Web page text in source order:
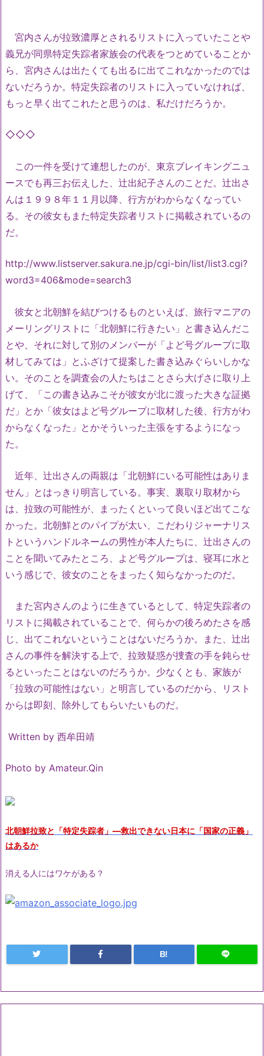
宮内さんが拉致濃厚とされるリストに入っていたことや
義兄が同県特定失踪者家族会の代表をつとめていることか
ら、宮内さんは出たくても出るに出てこれなかったのでは
ないだろうか。特定失踪者のリストに入っていなければ、
もっと早く出てこれたと思うのは、私だけだろうか。
◇◇◇
この一件を受けて連想したのが、東京ブレイキングニュ
ースでも再三お伝えした、辻出紀子さんのことだ。辻出さ
んは１９９８年１１月以降、行方がわからなくなってい
る。その彼女もまた特定失踪者リストに掲載されているの
だ。
http://www.listserver.sakura.ne.jp/cgi-bin/list/list3.cgi?
word3=406&mode=search3
彼女と北朝鮮を結びつけるものといえば、旅行マニアの
メーリングリストに「北朝鮮に行きたい」と書き込んだこ
とや、それに対して別のメンバーが「よど号グループに取
材してみては」とふざけて提案した書き込みぐらいしかな
い。そのことを調査会の人たちはことさら大げさに取り上
げて、「この書き込みこそが彼女が北に渡った大きな証拠
だ」とか「彼女はよど号グループに取材した後、行方がわ
からなくなった」とかそういった主張をするようになっ
た。
近年、辻出さんの両親は「北朝鮮にいる可能性はありま
せん」とはっきり明言している。事実、裏取り取材から
は、拉致の可能性が、まったくといって良いほど出てこな
かった。北朝鮮とのパイプが太い、こだわりジャーナリス
トというハンドルネームの男性が本人たちに、辻出さんの
ことを聞いてみたところ、よど号グループは、寝耳に水と
いう感じで、彼女のことをまったく知らなかったのだ。
また宮内さんのように生きているとして、特定失踪者の
リストに掲載されていることで、何らかの後ろめたさを感
じ、出てこれないということはないだろうか。また、辻出
さんの事件を解決する上で、拉致疑惑が捜査の手を鈍らせ
るといったことはないのだろうか。少なくとも、家族が
「拉致の可能性はない」と明言しているのだから、リスト
からは即刻、除外してもらいたいものだ。
Written by 西牟田靖
Photo by Amateur.Qin
北朝鮮拉致と「特定失踪者」―救出できない日本に「国家の正義」
はあるか
消える人にはワケがある？
B!